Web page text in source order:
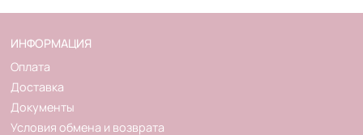
ИНФОРМАЦИЯ
Оплата
Доставка
Документы
Условия обмена и возврата